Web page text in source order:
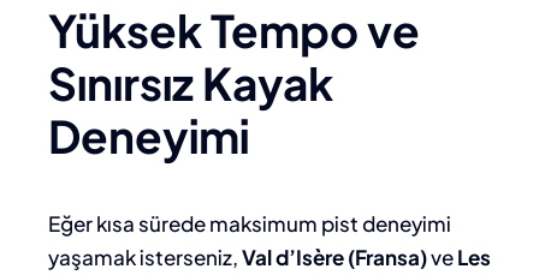
Yüksek Tempo ve
Sınırsız Kayak
Deneyimi
Eğer kısa sürede maksimum pist deneyimi
yaşamak isterseniz,Val d’Isère (Fransa)veLes